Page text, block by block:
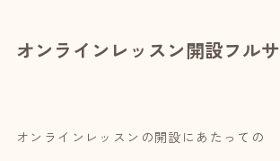
オンラインレッスン開設フル
オンラインレッスンの開設にあたっての